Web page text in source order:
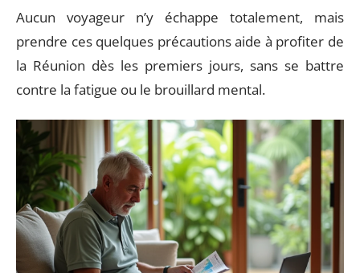
Aucun voyageur n’y échappe totalement, mais
prendre ces quelques précautions aide à profiter de
la Réunion dès les premiers jours, sans se battre
contre la fatigue ou le brouillard mental.